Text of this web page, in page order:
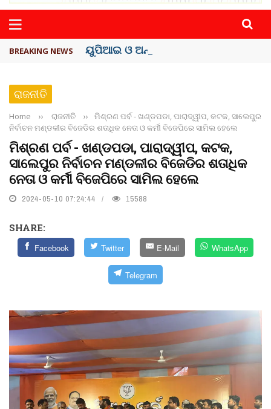
BREAKING NEWS ୟୁପିଆଇ ଓ ଅନ୍ୟାନ୍ୟ ଡିଜିଟାଲ୍ ନେଣଦେଣ ...
ରାଜନୀତି
Home ›› ରାଜନୀତି ››
ମିଶ୍ରଣ ପର୍ବ - ଖଣ୍ଡପଡା, ପାରାଦ୍ୱୀପ, କଟକ, ସାଲେପୁର
ନିର୍ବାଚନ ମଣ୍ଡଳୀର ବିଜେଡିର ଶତାଧିକ ନେତା ଓ କର୍ମୀ ବିଜେପିରେ ସାମିଲ ହେଲେ
ମିଶ୍ରଣ ପର୍ବ - ଖଣ୍ଡପଡା, ପାରାଦ୍ୱୀପ, କଟକ,
ସାଲେପୁର ନିର୍ବାଚନ ମଣ୍ଡଳୀର ବିଜେଡିର ଶତାଧିକ
ନେତା ଓ କର୍ମୀ ବିଜେପିରେ ସାମିଲ ହେଲେ
2024-05-10 07:24:44 15588
SHARE:
Facebook Twitter E-Mail WhatsApp
Telegram